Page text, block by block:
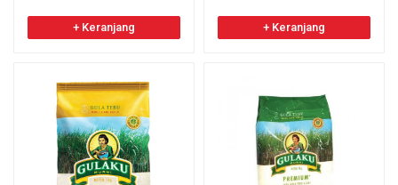
+ Keranjang + Keranjang